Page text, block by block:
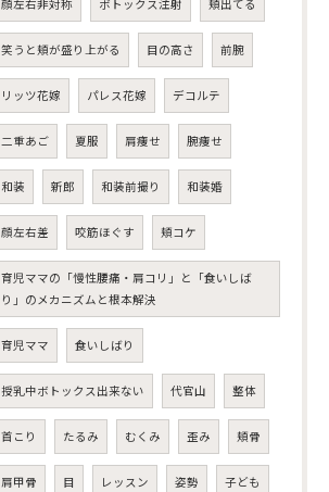
顔左右非対称 ボトックス注射 頬出てる
笑うと頬が盛り上がる 目の高さ 前腕
リッツ花嫁 パレス花嫁 デコルテ
二重あご 夏服 肩痩せ 腕痩せ
和装 新郎 和装前撮り 和装婚
顔左右差 咬筋ほぐす 頬コケ
育児ママの「慢性腰痛・肩コリ」と「食いしば
り」のメカニズムと根本解決
育児ママ 食いしばり
授乳中ボトックス出来ない 代官山 整体
首こり たるみ むくみ 歪み 頬骨
肩甲骨 目 レッスン 姿勢 子ども